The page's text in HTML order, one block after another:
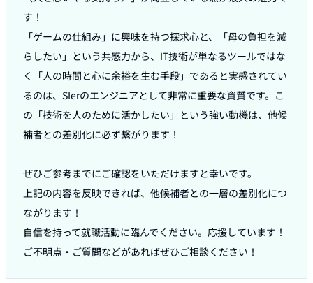
す！
「ゲームの仕組み」に興味を持つ探求心と、「母の負担を減
らしたい」という共感力から、IT技術が単なるツールではな
く「人の時間と心に余裕を生む手段」であると実感されてい
るのは、SIerのエンジニアとして非常に重要な資質です。こ
の「技術を人のために活かしたい」という強い動機は、他候
補者との差別化に必ず繋がります！
ぜひご参考までにご確認をいただけますと幸いです。
上記の内容を反映できれば、他候補者との一層の差別化につ
ながります！
自信を持って就職活動に臨んでください。応援しています！